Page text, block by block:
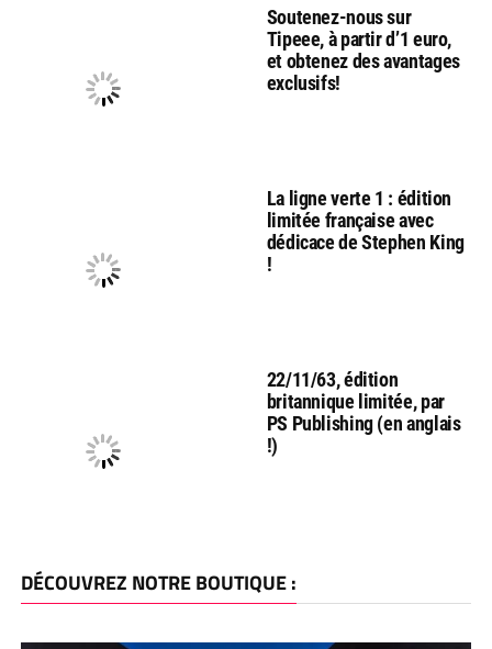
Soutenez-nous sur
Tipeee, à partir d’1 euro,
et obtenez des avantages
exclusifs!
La ligne verte 1 : édition
limitée française avec
dédicace de Stephen King
!
22/11/63, édition
britannique limitée, par
PS Publishing (en anglais
!)
DÉCOUVREZ NOTRE BOUTIQUE :